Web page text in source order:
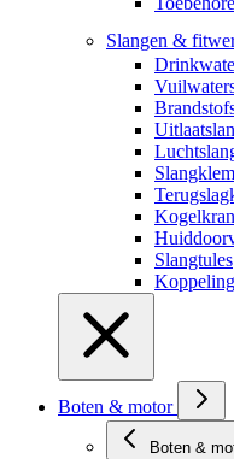
Slangen &
Slangtules
Boten & motor
Boten &